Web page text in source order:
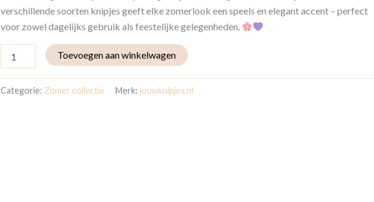
verschillende soorten knipjes geeft elke zomerlook een speels en elegant accent – perfect
voor zowel dagelijks gebruik als feestelijke gelegenheden.
Toevoegen aan winkelwagen
Categorie: Zomer collectie Merk: jouwknipjes.nl